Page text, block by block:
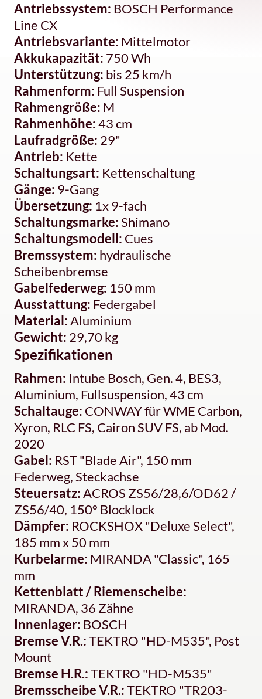
Antriebssystem: BOSCH Performance
Line CX
Antriebsvariante: Mittelmotor
Akkukapazität: 750 Wh
Unterstützung: bis 25 km/h
Rahmenform: Full Suspension
Rahmengröße: M
Rahmenhöhe:43 cm
Laufradgröße: 29"
Antrieb: Kette
Schaltungsart: Kettenschaltung
Gänge: 9-Gang
Übersetzung: 1x 9-fach
Schaltungsmarke:Shimano
Schaltungsmodell: Cues
Bremssystem: hydraulische
Scheibenbremse
Gabelfederweg: 150 mm
Ausstattung: Federgabel
Material:Aluminium
Gewicht: 29,70 kg
Spezifikationen
Rahmen: Intube Bosch, Gen. 4, BES3,
Aluminium, Fullsuspension, 43 cm
Schaltauge: CONWAY für WME Carbon,
Xyron, RLC FS, Cairon SUV FS, ab Mod.
2020
Gabel: RST "Blade Air", 150 mm
Federweg, Steckachse
Steuersatz:ACROS ZS56/28,6/OD62 /
ZS56/40, 150° Blocklock
Dämpfer: ROCKSHOX "Deluxe Select",
185 mm x 50 mm
Kurbelarme: MIRANDA "Classic", 165
mm
Kettenblatt / Riemenscheibe:
MIRANDA, 36 Zähne
Innenlager: BOSCH
Bremse V.R.:TEKTRO "HD-M535", Post
Mount
Bremse H.R.:TEKTRO "HD-M535"
Bremsscheibe V.R.:TEKTRO "TR203-